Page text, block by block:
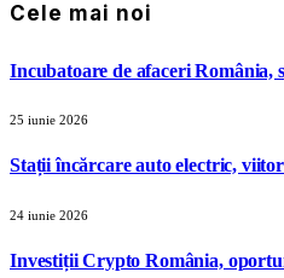
Cele mai noi
Incubatoare de afaceri
25 iunie 2026
Stații încărcare auto electric,
24 iunie 2026
Investiții Crypto România,